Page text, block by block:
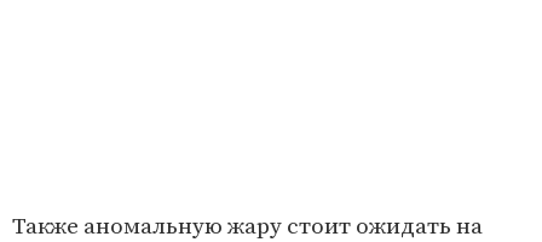
Также аномальную жару стоит ожидать на